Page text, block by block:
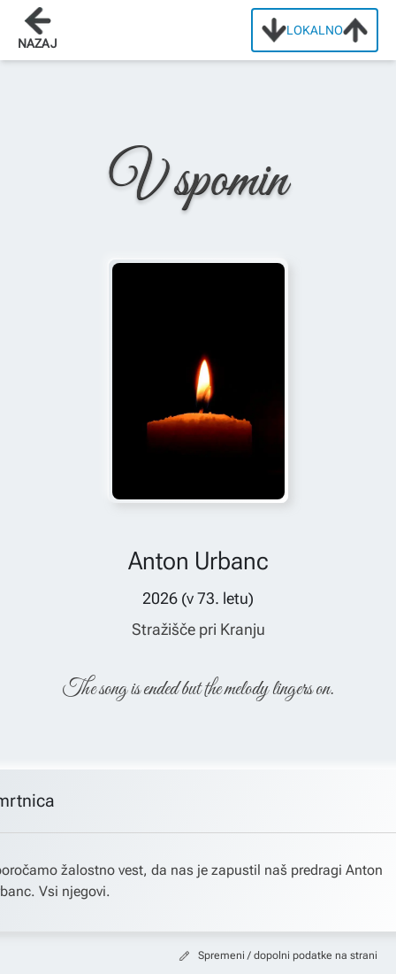
LOKALNO
NAZAJ
Domov
V spomin
Anton Urbanc
2026 (v73. letu)
Stražišče pri Kranju
The song is ended but the melody lingers on.
žalostno vest, da nas je zapustil naš predragi Anton
Vsi njegovi.
Spremeni / dopolni podatke na strani